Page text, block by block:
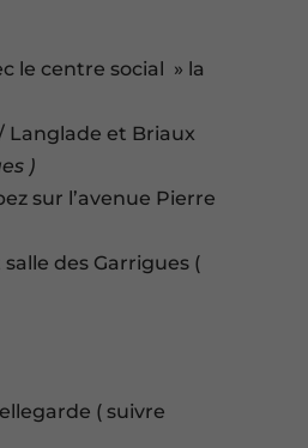
le centre social » la
Langlade et Briaux
)
sur l’avenue Pierre
des Garrigues (
( suivre